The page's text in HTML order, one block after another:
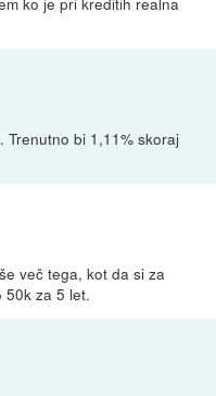
Trenutno bi 1,11% skoraj
več tega, kot da si za
50k za 5 let.